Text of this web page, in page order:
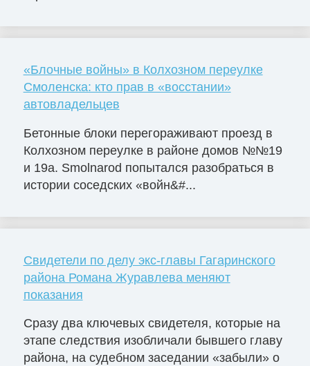
«Блочные войны» в Колхозном переулке
Смоленска: кто прав в «восстании»
автовладельцев
Бетонные блоки перегораживают проезд в
Колхозном переулке в районе домов №№19
и 19а. Smolnarod попытался разобраться в
истории соседских «войн&#...
Свидетели по делу экс-главы Гагаринского
района Романа Журавлева меняют
показания
Сразу два ключевых свидетеля, которые на
этапе следствия изобличали бывшего главу
района, на судебном заседании «забыли» о